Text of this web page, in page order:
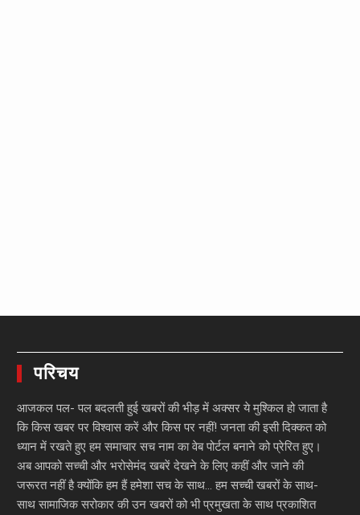
परिचय
आजकल पल- पल बदलती हुई खबरों की भीड़ में अक्सर ये मुश्किल हो जाता है
कि किस खबर पर विश्वास करें और किस पर नहीं! जनता की इसी दिक्कत को
ध्यान में रखते हुए हम समाचार सच नाम का वेब पोर्टल बनाने को प्रेरित हुए।
अब आपको सच्ची और भरोसेमंद खबरें देखने के लिए कहीं और जाने की
जरूरत नहीं है क्योंकि हम हैं हमेशा सच के साथ… हम सच्ची खबरों के साथ-
साथ सामाजिक सरोकार की उन खबरों को भी प्रमुखता के साथ प्रकाशित